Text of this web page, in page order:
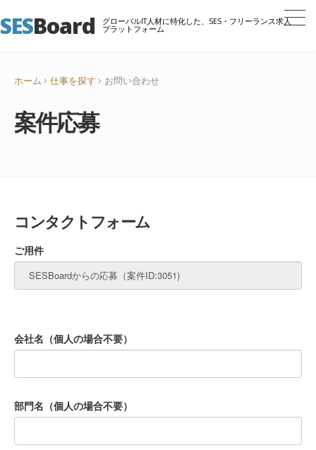
SESBoard グローバルIT人材に特化した、SES・フリーランス求人
プラットフォーム
ホーム 仕事を探す お問い合わせ
案件応募
コンタクトフォーム
ご用件
会社名（個人の場合不要）
部門名（個人の場合不要）